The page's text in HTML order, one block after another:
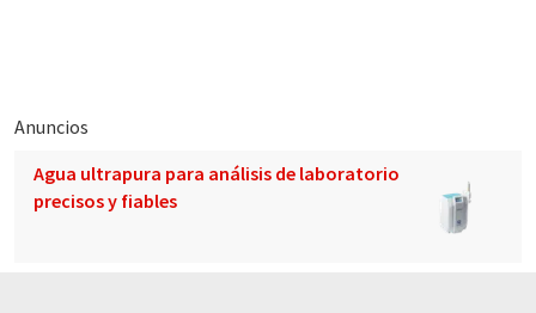
La oficina central se encuentra en Sandefjord, Noruega.
Anuncios
Agua ultrapura para análisis de laboratorio
precisos y fiables